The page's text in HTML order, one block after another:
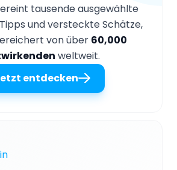
tausende ausgewählte
und versteckte Schätze,
von über 60,000
weltweit.
entdecken